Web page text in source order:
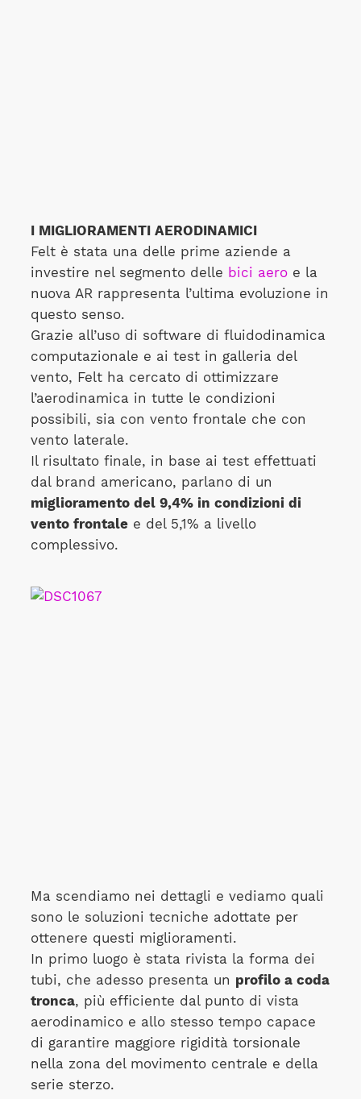
I MIGLIORAMENTI AERODINAMICI
Felt è stata una delle prime aziende a
investire nel segmento delle bici aeroe la
nuova AR rappresenta l’ultima evoluzione in
questo senso.
Grazie all’uso di software di fluidodinamica
computazionale e ai test in galleria del
vento, Felt ha cercato di ottimizzare
l’aerodinamica in tutte le condizioni
possibili, sia con vento frontale che con
vento laterale.
Il risultato finale, in base ai test effettuati
dal brand americano, parlano di un
miglioramento del 9,4% in condizioni di
vento frontalee del 5,1% a livello
complessivo.
Ma scendiamo nei dettagli e vediamo quali
sono le soluzioni tecniche adottate per
ottenere questi miglioramenti.
In primo luogo è stata rivista la forma dei
tubi, che adesso presenta un profilo a coda
tronca, più efficiente dal punto di vista
aerodinamico e allo stesso tempo capace
di garantire maggiore rigidità torsionale
nella zona del movimento centrale e della
serie sterzo.